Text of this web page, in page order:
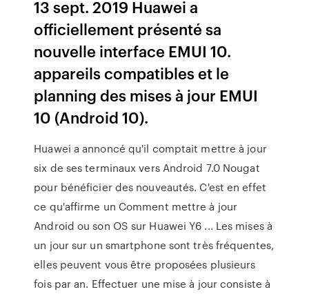
13 sept. 2019 Huawei a
officiellement présenté sa
nouvelle interface EMUI 10.
appareils compatibles et le
planning des mises à jour EMUI
10 (Android 10).
Huawei a annoncé qu'il comptait mettre à jour
six de ses terminaux vers Android 7.0 Nougat
pour bénéficier des nouveautés. C'est en effet
ce qu'affirme un Comment mettre à jour
Android ou son OS sur Huawei Y6 ... Les mises à
un jour sur un smartphone sont très fréquentes,
elles peuvent vous être proposées plusieurs
fois par an. Effectuer une mise à jour consiste à